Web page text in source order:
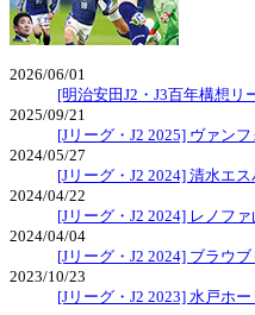
2026/06/01
[明治安田J2・J3百年構想リ
2025/09/21
[Jリーグ・J2 2025] ヴァン
2024/05/27
[Jリーグ・J2 2024] 清水エ
2024/04/22
[Jリーグ・J2 2024] レノフ
2024/04/04
[Jリーグ・J2 2024] ブラウ
2023/10/23
[Jリーグ・J2 2023] 水戸ホ